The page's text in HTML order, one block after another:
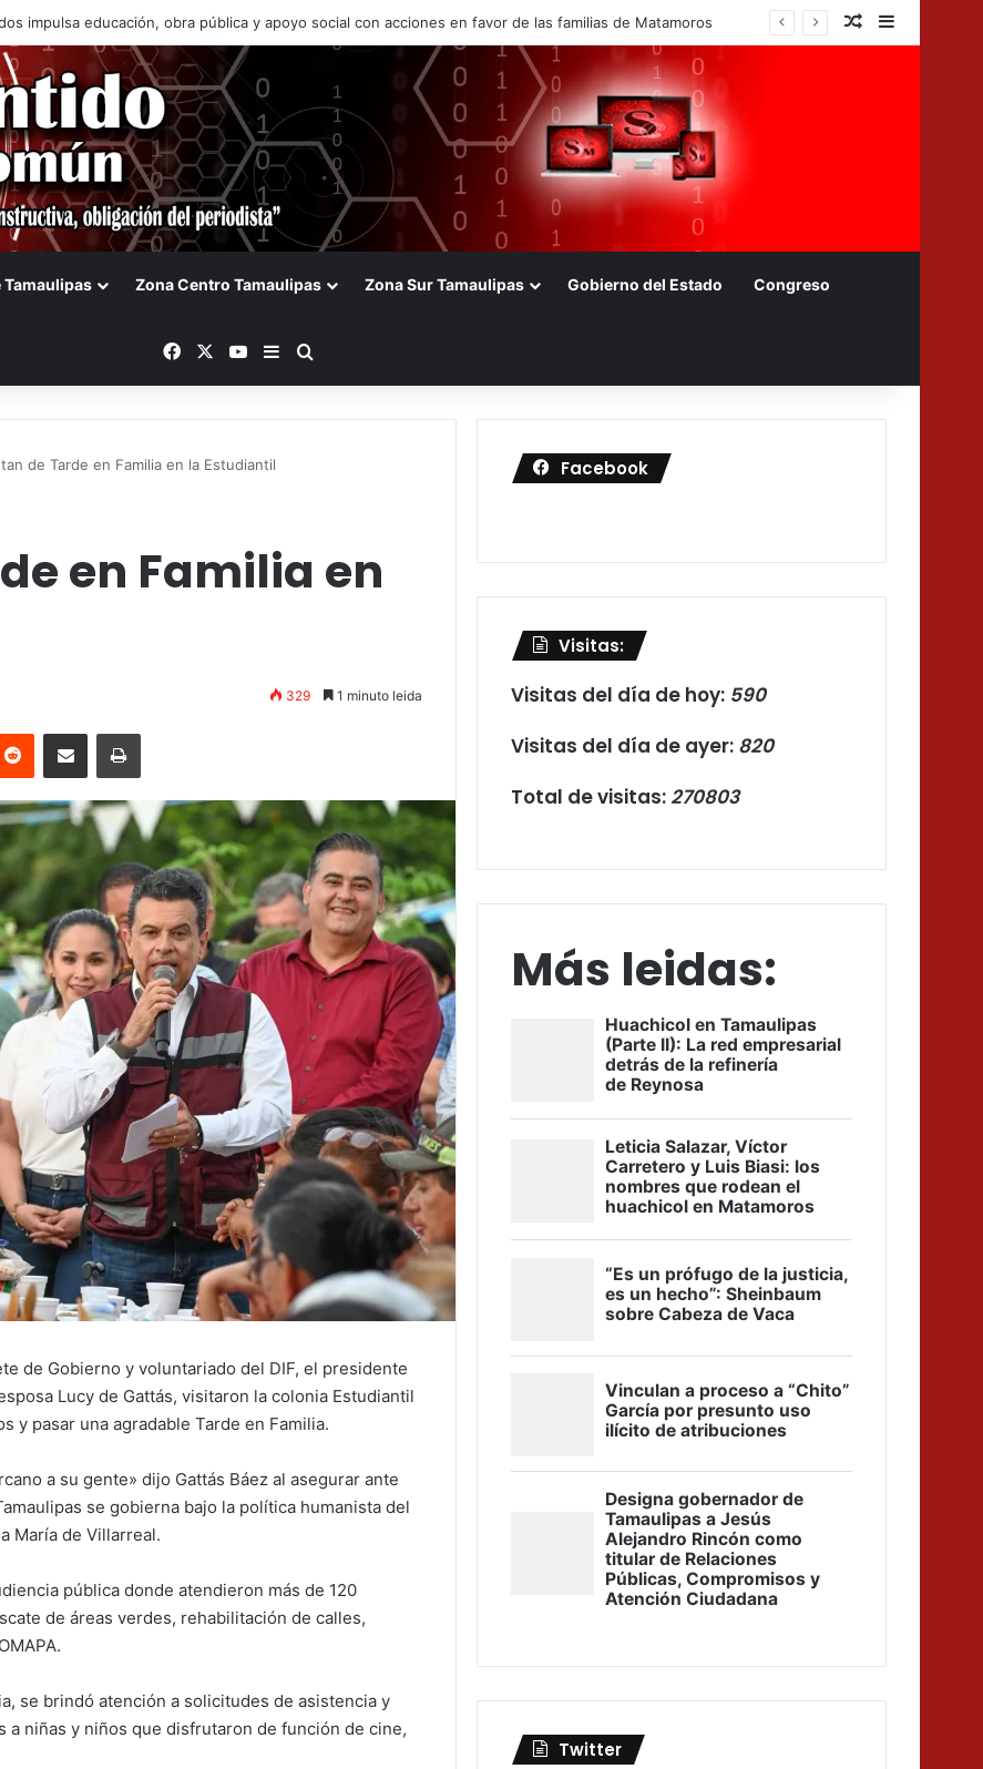
periodo de ingreso con segunda aplicación de examen de admisión Nota aleatoria
Barra
Tamaulipas Zona Centro Tamaulipas Zona Sur Tamaulipas Gobierno del Estado Congreso
FacebookYouTubeBarra lateral
de Tarde en Familia en la Estudiantil
en Familia en
329 1 minuto leida
Reddit Compartir vía email Imprimir
de Gobierno y voluntariado del DIF, el presidente
Lucy de Gattás, visitaron la colonia Estudiantil
y pasar una agradable Tarde en Familia.
a su gente» dijo Gattás Báez al asegurar ante
se gobierna bajo la política humanista del
María de Villarreal.
pública donde atendieron más de 120
de áreas verdes, rehabilitación de calles,
se brindó atención a solicitudes de asistencia y
niñas y niños que disfrutaron de función de cine,
Facebook
Visitas:
Visitas del día de hoy: 590
Visitas del día de ayer: 820
Total de visitas: 270803
Más leidas:
Twitter